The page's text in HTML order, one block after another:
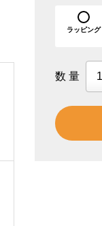
ラッピング
数量